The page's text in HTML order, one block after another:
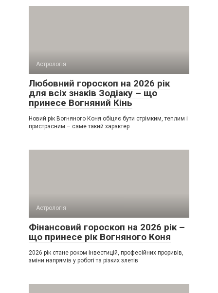
Астрологія
Любовний гороскоп на 2026 рік
для всіх знаків Зодіаку – що
принесе Вогняний Кінь
Новий рік Вогняного Коня обіцяє бути стрімким, теплим і
пристрасним – саме такий характер
Астрологія
Фінансовий гороскоп на 2026 рік –
що принесе рік Вогняного Коня
2026 рік стане роком інвестицій, професійних проривів,
зміни напрямів у роботі та різких злетів